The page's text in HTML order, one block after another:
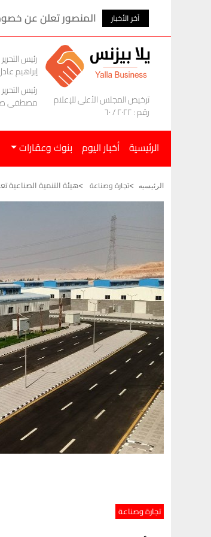
آخر الأخبار المنصور تعلن عن خصومات
ترخيص المجلس الأعلى للإعلام
رقم : ٢٠٢٢ / ٦٠
رئيس التحرير
إبراهيم
رئيس
مصطفى
الرئيسية أخبار اليوم بنوك وعقارات
الرئيسيه تجارة وصناعة هيئة التنمية الصناعية
تجارة وصناعة